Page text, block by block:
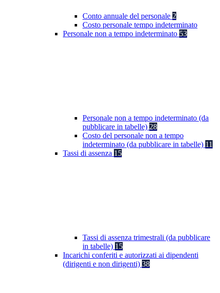
Conto annuale del personale 2
Costo personale tempo indeterminato
Personale non a tempo indeterminato 53
Personale non a tempo indeterminato (da
pubblicare in tabelle) 28
Costo del personale non a tempo
indeterminato (da pubblicare in tabelle) 11
Tassi di assenza 15
Tassi di assenza trimestrali (da pubblicare
in tabelle) 15
Incarichi conferiti e autorizzati ai dipendenti
(dirigenti e non dirigenti) 38